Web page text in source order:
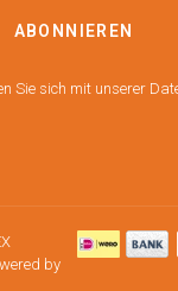
ABONNIEREN
Sie sich mit unserer
by